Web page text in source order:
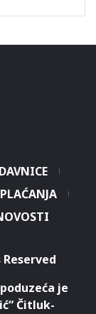
je
Čitluk-